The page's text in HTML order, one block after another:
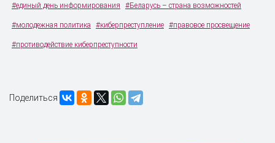
#единый день информирования #Беларусь – страна возможностей
#молодежная политика #киберпреступление #правовое просвещение
#противодействие киберпреступности
Поделиться